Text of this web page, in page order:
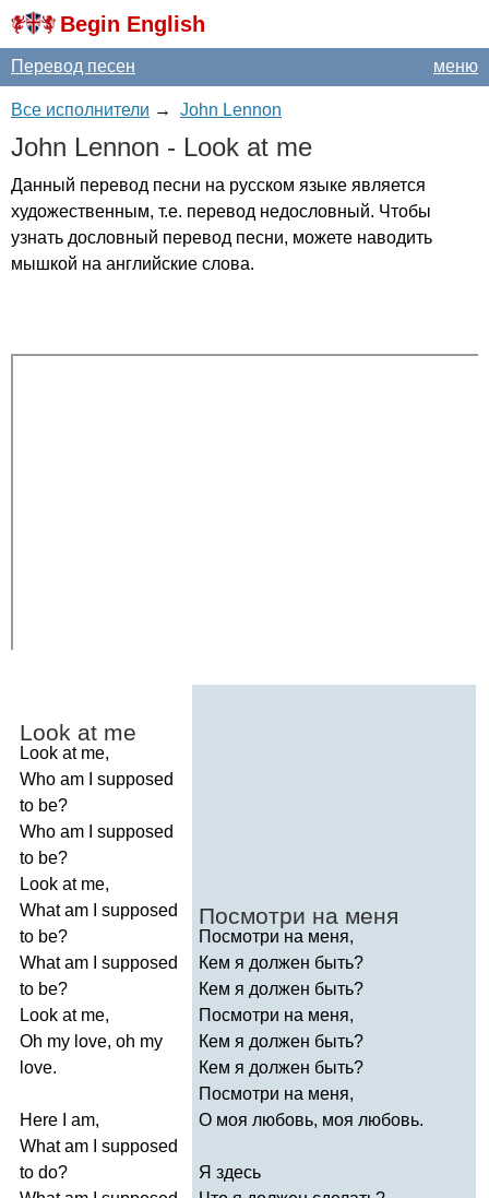
Begin English
меню
Перевод песен
Все исполнители → John Lennon
John Lennon - Look at me
Данный перевод песни на русском языке является
художественным, т.е. перевод недословный. Чтобы
узнать дословный перевод песни, можете наводить
мышкой на английские слова.
Look at me
Look at me,
Who am
supposed
to be?
Who am
supposed
to be?
Look at me,
What am
supposed
to be?
What am
supposed
to be?
Look at me,
Oh my love, oh my
love.
Here am,
What am
supposed
to do?
Посмотри на меня
Посмотри на меня,
Кем я должен быть?
Кем я должен быть?
Посмотри на меня,
Кем я должен быть?
Кем я должен быть?
Посмотри на меня,
О моя любовь, моя любовь.
Я здесь